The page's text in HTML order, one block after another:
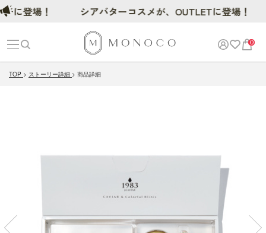
0
TOP ストーリー詳細 商品詳細
登場！ シアバターコスメが、OUTLETに登場！